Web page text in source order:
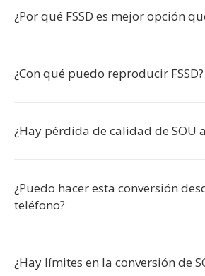
¿Por qué FSSD es mejor opción
¿Con qué puedo reproducir FSSD?
¿Hay pérdida de calidad de SOU a
¿Puedo hacer esta conversión
teléfono?
¿Hay límites en la conversión de